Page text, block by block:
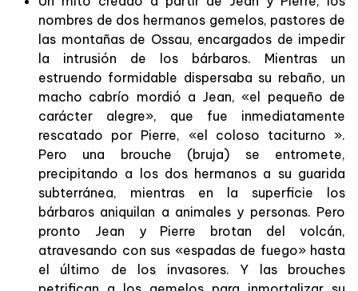
nombres de dos hermanos gemelos, pastores de
las montañas de Ossau, encargados de impedir
la intrusión de los bárbaros. Mientras un
estruendo formidable dispersaba su rebaño, un
macho cabrío mordió a Jean, «el pequeño de
carácter alegre», que fue inmediatamente
rescatado por Pierre, «el coloso taciturno ».
Pero una brouche (bruja) se entromete,
precipitando a los dos hermanos a su guarida
subterránea, mientras en la superficie los
bárbaros aniquilan a animales y personas. Pero
pronto Jean y Pierre brotan del volcán,
atravesando con sus «espadas de fuego» hasta
el último de los invasores. Y las brouches